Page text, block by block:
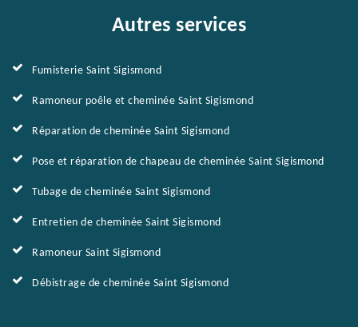
Autres services
Fumisterie Saint Sigismond
Ramoneur poêle et cheminée Saint Sigismond
Réparation de cheminée Saint Sigismond
Pose et réparation de chapeau de cheminée Saint Sigismond
Tubage de cheminée Saint Sigismond
Entretien de cheminée Saint Sigismond
Ramoneur Saint Sigismond
Débistrage de cheminée Saint Sigismond